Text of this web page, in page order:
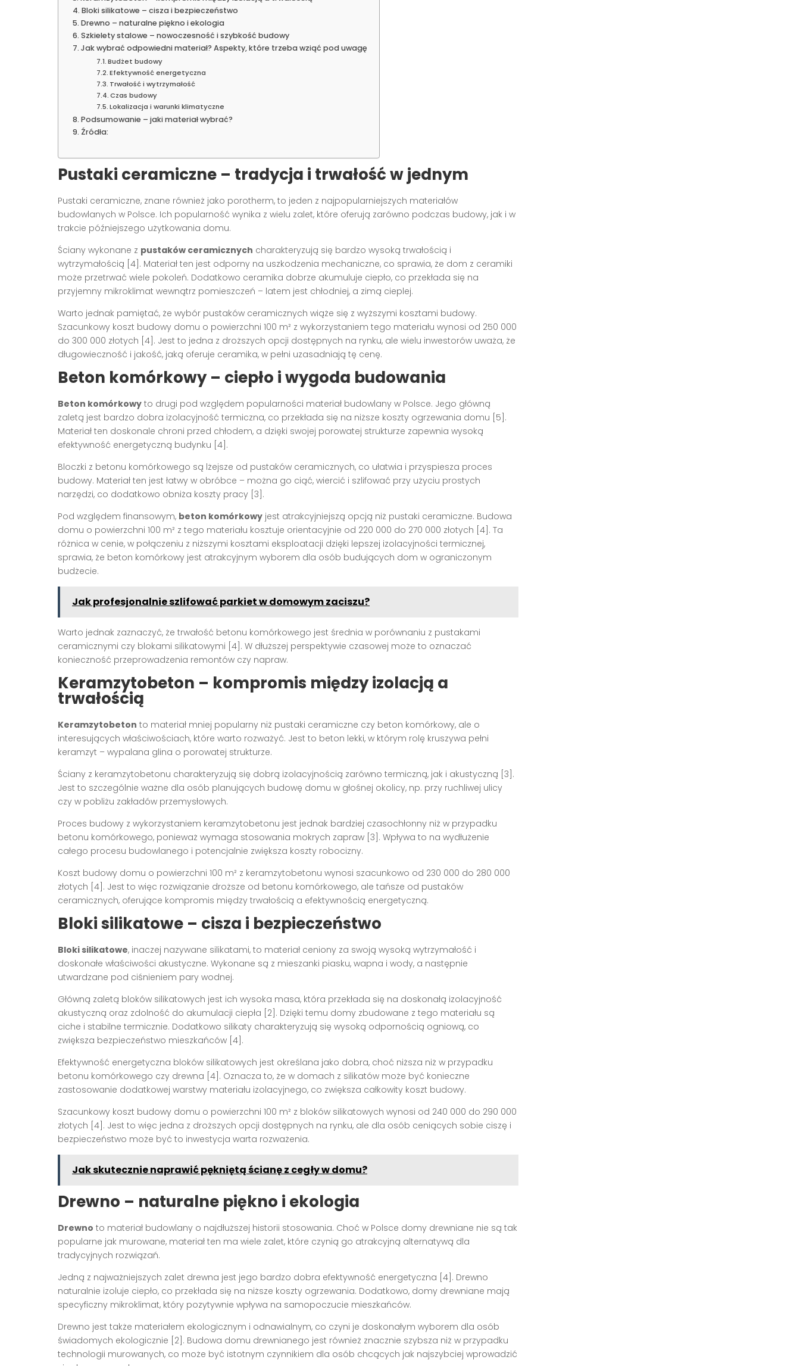
Bloki silikatowe – cisza i bezpieczeństwo
Drewno – naturalne piękno i ekologia
Szkielety stalowe – nowoczesność i szybkość budowy
Jak wybrać odpowiedni materiał? Aspekty, które trzeba wziąć pod uwagę
Budżet budowy
Efektywność energetyczna
Trwałość i wytrzymałość
Czas budowy
Lokalizacja i warunki klimatyczne
Podsumowanie – jaki materiał wybrać?
Źródła:
Pustaki ceramiczne – tradycja i trwałość w jednym
Pustaki ceramiczne, znane również jako porotherm, to jeden z najpopularniejszych materiałów
budowlanych w Polsce. Ich popularność wynika z wielu zalet, które oferują zarówno podczas budowy, jak i w
trakcie późniejszego użytkowania domu.
Ściany wykonane z pustaków ceramicznych charakteryzują się bardzo wysoką trwałością i
wytrzymałością [4]. Materiał ten jest odporny na uszkodzenia mechaniczne, co sprawia, że dom z ceramiki
może przetrwać wiele pokoleń. Dodatkowo ceramika dobrze akumuluje ciepło, co przekłada się na
przyjemny mikroklimat wewnątrz pomieszczeń – latem jest chłodniej, a zimą cieplej.
Warto jednak pamiętać, że wybór pustaków ceramicznych wiąże się z wyższymi kosztami budowy.
Szacunkowy koszt budowy domu o powierzchni 100 m² z wykorzystaniem tego materiału wynosi od 250 000
do 300 000 złotych [4]. Jest to jedna z droższych opcji dostępnych na rynku, ale wielu inwestorów uważa, że
długowieczność i jakość, jaką oferuje ceramika, w pełni uzasadniają tę cenę.
Beton komórkowy – ciepło i wygoda budowania
Beton komórkowy to drugi pod względem popularności materiał budowlany w Polsce. Jego główną
zaletą jest bardzo dobra izolacyjność termiczna, co przekłada się na niższe koszty ogrzewania domu [5].
Materiał ten doskonale chroni przed chłodem, a dzięki swojej porowatej strukturze zapewnia wysoką
efektywność energetyczną budynku [4].
Bloczki z betonu komórkowego są lżejsze od pustaków ceramicznych, co ułatwia i przyspiesza proces
budowy. Materiał ten jest łatwy w obróbce – można go ciąć, wiercić i szlifować przy użyciu prostych
narzędzi, co dodatkowo obniża koszty pracy [3].
Pod względem finansowym, beton komórkowy jest atrakcyjniejszą opcją niż pustaki ceramiczne. Budowa
domu o powierzchni 100 m² z tego materiału kosztuje orientacyjnie od 220 000 do 270 000 złotych [4]. Ta
różnica w cenie, w połączeniu z niższymi kosztami eksploatacji dzięki lepszej izolacyjności termicznej,
sprawia, że beton komórkowy jest atrakcyjnym wyborem dla osób budujących dom w ograniczonym
budżecie.
Jak profesjonalnie szlifować parkiet w domowym zaciszu?
Warto jednak zaznaczyć, że trwałość betonu komórkowego jest średnia w porównaniu z pustakami
ceramicznymi czy blokami silikatowymi [4]. W dłuższej perspektywie czasowej może to oznaczać
konieczność przeprowadzenia remontów czy napraw.
Keramzytobeton – kompromis między izolacją a
trwałością
Keramzytobeton to materiał mniej popularny niż pustaki ceramiczne czy beton komórkowy, ale o
interesujących właściwościach, które warto rozważyć. Jest to beton lekki, w którym rolę kruszywa pełni
keramzyt – wypalana glina o porowatej strukturze.
Ściany z keramzytobetonu charakteryzują się dobrą izolacyjnością zarówno termiczną, jak i akustyczną [3].
Jest to szczególnie ważne dla osób planujących budowę domu w głośnej okolicy, np. przy ruchliwej ulicy
czy w pobliżu zakładów przemysłowych.
Proces budowy z wykorzystaniem keramzytobetonu jest jednak bardziej czasochłonny niż w przypadku
betonu komórkowego, ponieważ wymaga stosowania mokrych zapraw [3]. Wpływa to na wydłużenie
całego procesu budowlanego i potencjalnie zwiększa koszty robocizny.
Koszt budowy domu o powierzchni 100 m² z keramzytobetonu wynosi szacunkowo od 230 000 do 280 000
złotych [4]. Jest to więc rozwiązanie droższe od betonu komórkowego, ale tańsze od pustaków
ceramicznych, oferujące kompromis między trwałością a efektywnością energetyczną.
Bloki silikatowe – cisza i bezpieczeństwo
Bloki silikatowe, inaczej nazywane silikatami, to materiał ceniony za swoją wysoką wytrzymałość i
doskonałe właściwości akustyczne. Wykonane są z mieszanki piasku, wapna i wody, a następnie
utwardzane pod ciśnieniem pary wodnej.
Główną zaletą bloków silikatowych jest ich wysoka masa, która przekłada się na doskonałą izolacyjność
akustyczną oraz zdolność do akumulacji ciepła [2]. Dzięki temu domy zbudowane z tego materiału są
ciche i stabilne termicznie. Dodatkowo silikaty charakteryzują się wysoką odpornością ogniową, co
zwiększa bezpieczeństwo mieszkańców [4].
Efektywność energetyczna bloków silikatowych jest określana jako dobra, choć niższa niż w przypadku
betonu komórkowego czy drewna [4]. Oznacza to, że w domach z silikatów może być konieczne
zastosowanie dodatkowej warstwy materiału izolacyjnego, co zwiększa całkowity koszt budowy.
Szacunkowy koszt budowy domu o powierzchni 100 m² z bloków silikatowych wynosi od 240 000 do 290 000
złotych [4]. Jest to więc jedna z droższych opcji dostępnych na rynku, ale dla osób ceniących sobie ciszę i
bezpieczeństwo może być to inwestycja warta rozważenia.
Jak skutecznie naprawić pękniętą ścianę z cegły w domu?
Drewno – naturalne piękno i ekologia
Drewno to materiał budowlany o najdłuższej historii stosowania. Choć w Polsce domy drewniane nie są tak
popularne jak murowane, materiał ten ma wiele zalet, które czynią go atrakcyjną alternatywą dla
tradycyjnych rozwiązań.
Jedną z najważniejszych zalet drewna jest jego bardzo dobra efektywność energetyczna [4]. Drewno
naturalnie izoluje ciepło, co przekłada się na niższe koszty ogrzewania. Dodatkowo, domy drewniane mają
specyficzny mikroklimat, który pozytywnie wpływa na samopoczucie mieszkańców.
Drewno jest także materiałem ekologicznym i odnawialnym, co czyni je doskonałym wyborem dla osób
świadomych ekologicznie [2]. Budowa domu drewnianego jest również znacznie szybsza niż w przypadku
technologii murowanych, co może być istotnym czynnikiem dla osób chcących jak najszybciej wprowadzić